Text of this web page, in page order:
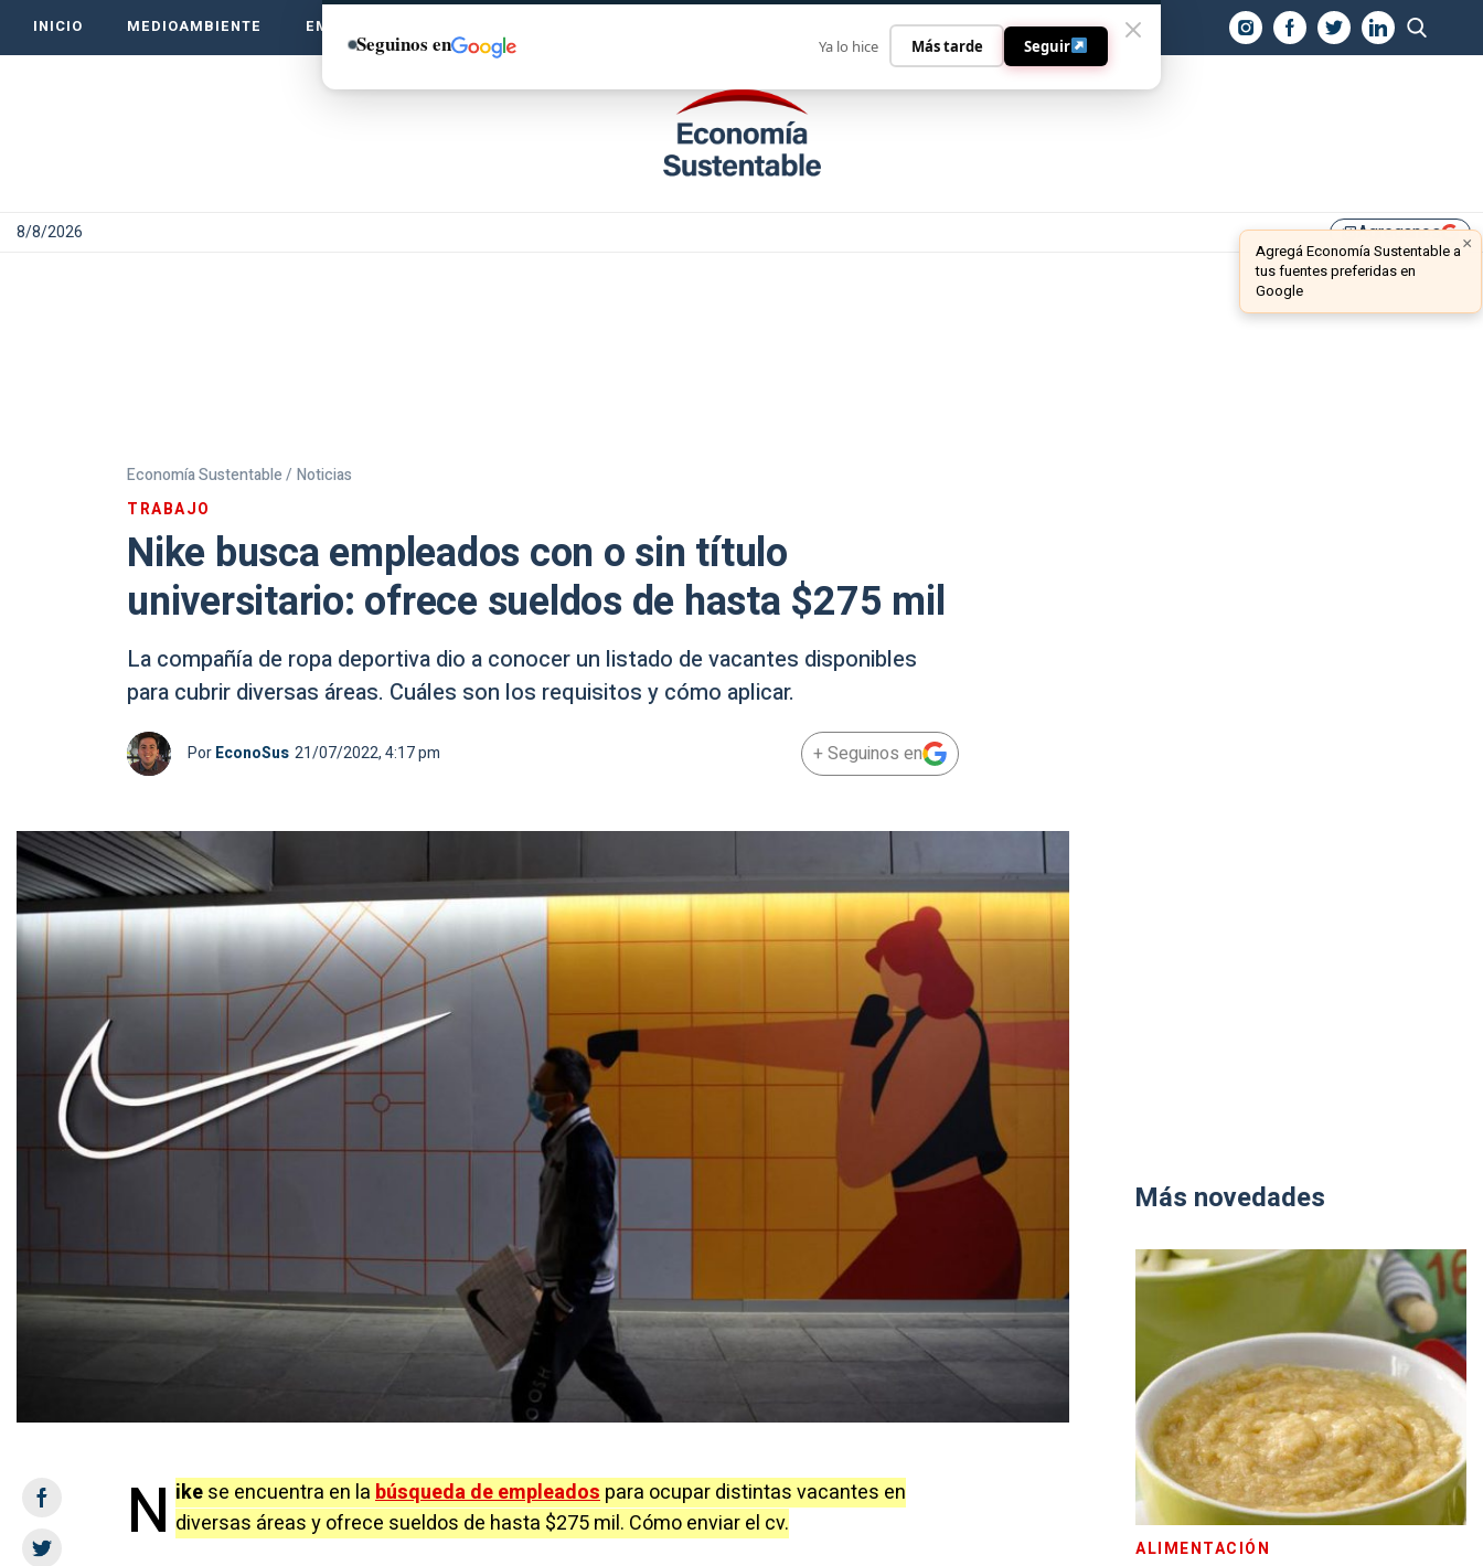
INICIO MEDIOAMBIENTE EMPRENDE VERDE CONTACTO
8/8/2026 library_addAgreganos ×
Agregá Economía Sustentable a
tus fuentes preferidas en
Google
Economía Sustentable / Noticias
TRABAJO
Nike busca empleados con o sin título
universitario: ofrece sueldos de hasta $275 mil
La compañía de ropa deportiva dio a conocer un listado de vacantes disponibles
para cubrir diversas áreas. Cuáles son los requisitos y cómo aplicar.
PorEconoSus 21/07/2022, 4:17 pm + Seguinos en
N ikese encuentra en labúsqueda de empleadospara ocupar distintas vacantes en
diversas áreas y ofrece sueldos de hasta $275 mil. Cómo enviar el cv.
Más novedades
ALIMENTACIÓN
Seguinos en Ya lo hice Más tarde Seguir